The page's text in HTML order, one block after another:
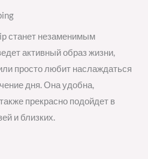
станет незаменимым
активный образ жизни,
просто любит наслаждаться
дня. Она удобна,
прекрасно подойдет в
и близких.